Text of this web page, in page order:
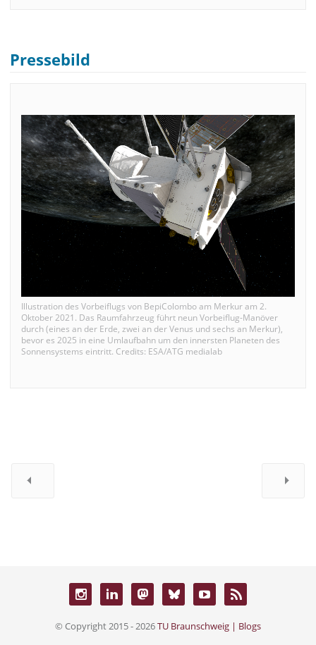
Pressebild
Illustration des Vorbeiflugs von BepiColombo am Merkur am 2.
Oktober 2021. Das Raumfahrzeug führt neun Vorbeiflug-Manöver
durch (eines an der Erde, zwei an der Venus und sechs an Merkur),
bevor es 2025 in eine Umlaufbahn um den innersten Planeten des
Sonnensystems eintritt. Credits: ESA/ATG medialab
© Copyright 2015 - 2026TU Braunschweig | Blogs